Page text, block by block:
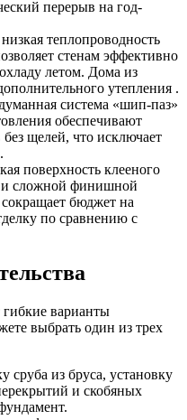
перерыв на год-
низкая теплопроводность
стенам эффективно
летом. Дома из
утепления .
система «шип-паз»
обеспечивают
щелей, что исключает
поверхность клееного
и сложной финишной
бюджет на
по сравнению с
гибкие варианты
выбрать один из трех
сруба из бруса, установку
и скобяных